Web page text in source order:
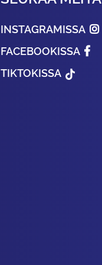
INSTAGRAMISSA
FACEBOOKISSA
TIKTOKISSA